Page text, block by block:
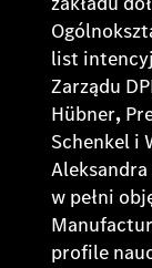
list
Zarządu
Hübner,
Schenkel i
Aleksandra
w pełni
profile